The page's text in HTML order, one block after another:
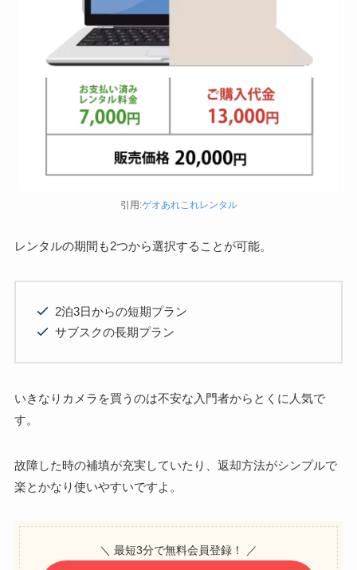
引用:ゲオあれこれレンタル
レンタルの期間も2つから選択することが可能。
2泊3日からの短期プラン
サブスクの長期プラン
いきなりカメラを買うのは不安な入門者からとくに人気で
す。
故障した時の補填が充実していたり、返却方法がシンプルで
楽とかなり使いやすいですよ。
＼ 最短3分で無料会員登録！ ／